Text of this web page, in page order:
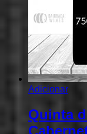
Adicionar
Quinta